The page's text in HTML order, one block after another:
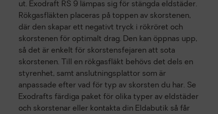
ut. Exodraft RS 9 lämpas sig för stängda eldstäder.
Rökgasfläkten placeras på toppen av skorstenen,
där den skapar ett negativt tryck i rökröret och
skorstenen för optimalt drag. Den kan öppnas upp,
så det är enkelt för skorstensfejaren att sota
skorstenen. Till en rökgasfläkt behövs det dels en
styrenhet, samt anslutningsplattor som är
anpassade efter vad för typ av skorsten du har. Se
Exodrafts färdiga paket för olika typer av eldstäder
och skorstenar eller kontakta din Eldabutik så får